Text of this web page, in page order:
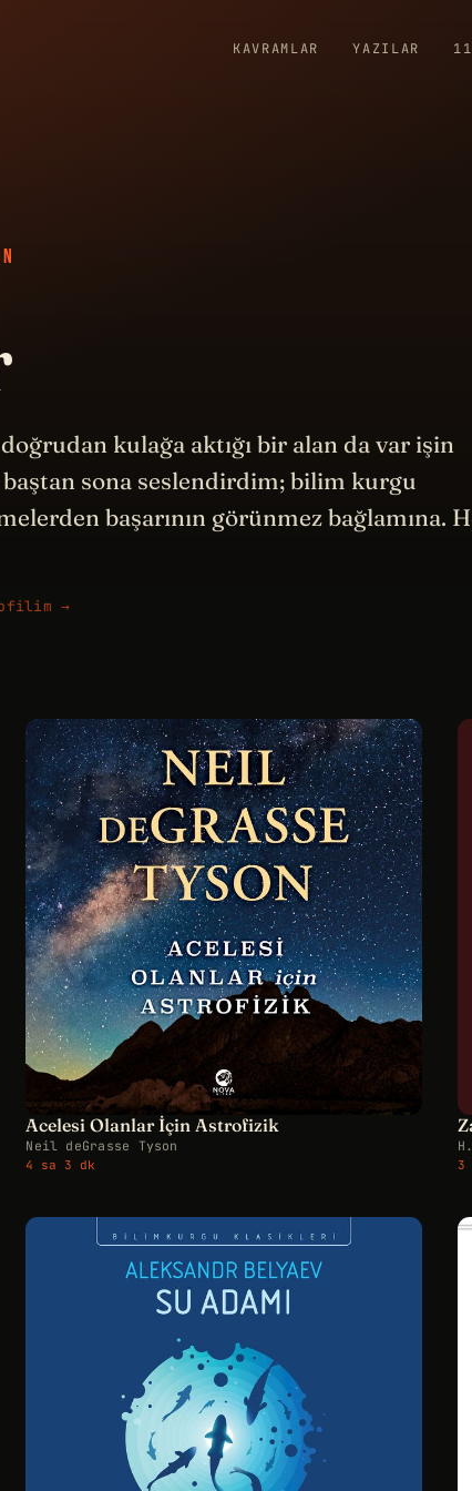
KAVRAMLAR YAZILAR
kulağa aktığı bir alan da var işin
sona seslendirdim; bilim kurgu
başarının görünmez bağlamına.
→
Acelesi Olanlar İçin Astrofizik
Neil deGrasse Tyson
4 sa 3 dk 3